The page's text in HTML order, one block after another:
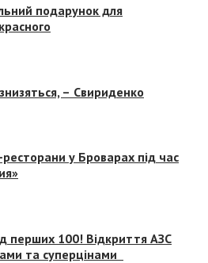
подарунок для
– Свириденко
у Броварах під час
перших 100! Відкриття АЗС
та суперцінами